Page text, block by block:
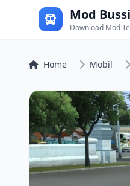
Mod
Download Mod
Home Mobil